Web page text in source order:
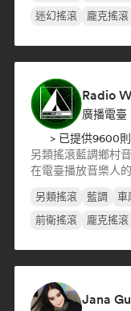
迷幻搖滾
龐克搖滾
Radio
廣播電臺
> 已提供9600
另類搖滾藍調鄉村
在電臺播放音樂人
另類搖滾 藍調 車
前衛搖滾
龐克搖滾
Jana